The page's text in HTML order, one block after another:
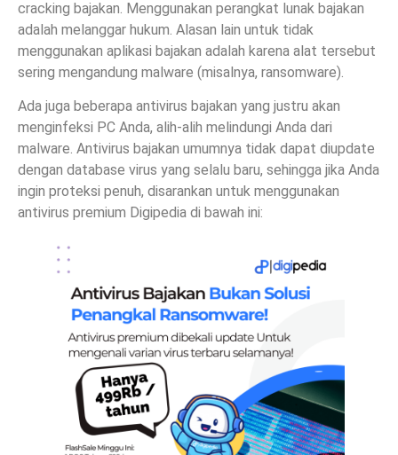
cracking bajakan. Menggunakan perangkat lunak bajakan
adalah melanggar hukum. Alasan lain untuk tidak
menggunakan aplikasi bajakan adalah karena alat tersebut
sering mengandung malware (misalnya, ransomware).
Ada juga beberapa antivirus bajakan yang justru akan
menginfeksi PC Anda, alih-alih melindungi Anda dari
malware. Antivirus bajakan umumnya tidak dapat diupdate
dengan database virus yang selalu baru, sehingga jika Anda
ingin proteksi penuh, disarankan untuk menggunakan
antivirus premium Digipedia di bawah ini: